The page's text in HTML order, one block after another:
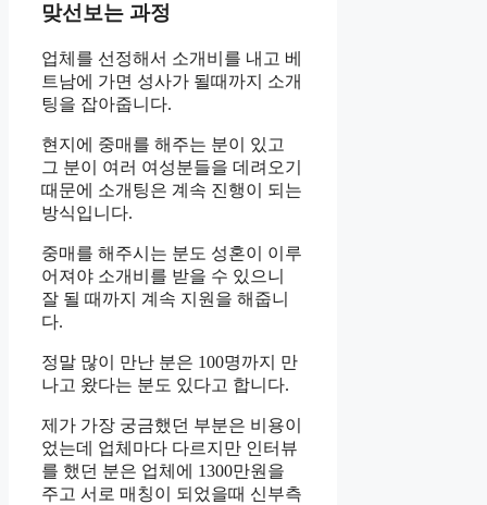
맞선보는 과정
업체를 선정해서 소개비를 내고 베
트남에 가면 성사가 될때까지 소개
팅을 잡아줍니다.
현지에 중매를 해주는 분이 있고
그 분이 여러 여성분들을 데려오기
때문에 소개팅은 계속 진행이 되는
방식입니다.
중매를 해주시는 분도 성혼이 이루
어져야 소개비를 받을 수 있으니
잘 될 때까지 계속 지원을 해줍니
다.
정말 많이 만난 분은 100명까지 만
나고 왔다는 분도 있다고 합니다.
제가 가장 궁금했던 부분은 비용이
었는데 업체마다 다르지만 인터뷰
를 했던 분은 업체에 1300만원을
주고 서로 매칭이 되었을때 신부측